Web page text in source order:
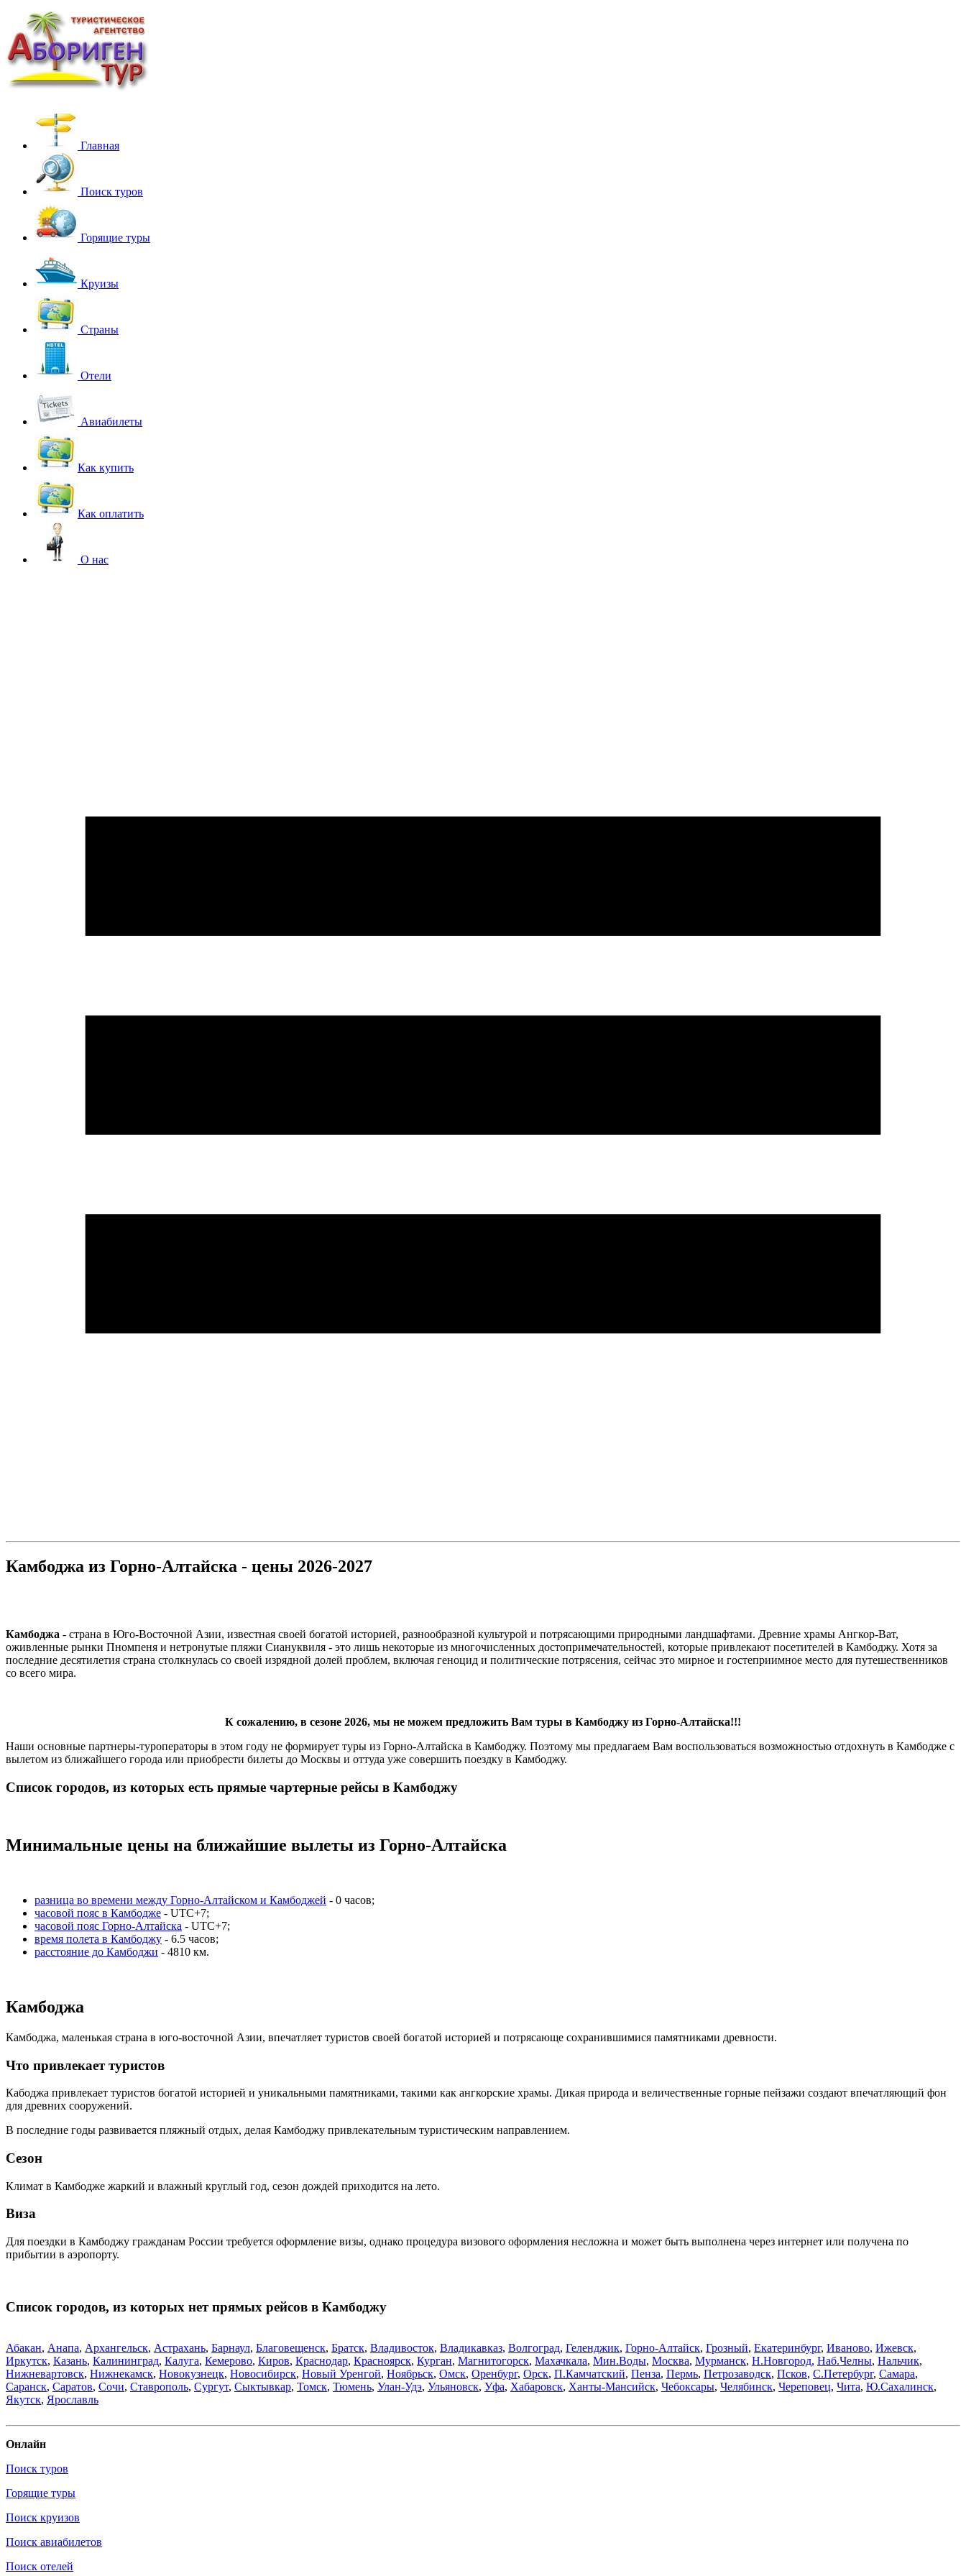
Главная
Поиск туров
Горящие туры
Круизы
Страны
Отели
Авиабилеты
Как купить
Как оплатить
О нас
Камбоджа из Горно-Алтайска - цены 2026-2027
Камбоджа - страна в Юго-Восточной Азии, известная своей богатой историей, разнообразной культурой и потрясающими природными ландшафтами. Древние храмы Ангкор-Ват,
оживленные рынки Пномпеня и нетронутые пляжи Сиануквиля - это лишь некоторые из многочисленных достопримечательностей, которые привлекают посетителей в Камбоджу. Хотя за
последние десятилетия страна столкнулась со своей изрядной долей проблем, включая геноцид и политические потрясения, сейчас это мирное и гостеприимное место для путешественников
со всего мира.
К сожалению, в сезоне 2026, мы не можем предложить Вам туры в Камбоджу из Горно-Алтайска!!!
Наши основные партнеры-туроператоры в этом году не формирует туры из Горно-Алтайска в Камбоджу. Поэтому мы предлагаем Вам воспользоваться возможностью отдохнуть в Камбодже с
вылетом из ближайшего города или приобрести билеты до Москвы и оттуда уже совершить поездку в Камбоджу.
Список городов, из которых есть прямые чартерные рейсы в Камбоджу
Минимальные цены на ближайшие вылеты из Горно-Алтайска
разница во времени между Горно-Алтайском и Камбоджей - 0 часов;
часовой пояс в Камбодже - UTC+7;
часовой пояс Горно-Алтайска - UTC+7;
время полета в Камбоджу - 6.5 часов;
расстояние до Камбоджи - 4810 км.
Камбоджа
Камбоджа, маленькая страна в юго-восточной Азии, впечатляет туристов своей богатой историей и потрясающе сохранившимися памятниками древности.
Что привлекает туристов
Кабоджа привлекает туристов богатой историей и уникальными памятниками, такими как ангкорские храмы. Дикая природа и величественные горные пейзажи создают впечатляющий фон
для древних сооружений.
В последние годы развивается пляжный отдых, делая Камбоджу привлекательным туристическим направлением.
Сезон
Климат в Камбодже жаркий и влажный круглый год, сезон дождей приходится на лето.
Виза
Для поездки в Камбоджу гражданам России требуется оформление визы, однако процедура визового оформления несложна и может быть выполнена через интернет или получена по
прибытии в аэропорту.
Список городов, из которых нет прямых рейсов в Камбоджу
Абакан, Анапа, Архангельск, Астрахань, Барнаул, Благовещенск, Братск, Владивосток, Владикавказ, Волгоград, Геленджик, Горно-Алтайск, Грозный, Екатеринбург, Иваново, Ижевск,
Иркутск, Казань, Калининград, Калуга, Кемерово, Киров, Краснодар, Красноярск, Курган, Магнитогорск, Махачкала, Мин.Воды, Москва, Мурманск, Н.Новгород, Наб.Челны, Нальчик,
Нижневартовск, Нижнекамск, Новокузнецк, Новосибирск, Новый Уренгой, Ноябрьск, Омск, Оренбург, Орск, П.Камчатский, Пенза, Пермь, Петрозаводск, Псков, С.Петербург, Самара,
Саранск, Саратов, Сочи, Ставрополь, Сургут, Сыктывкар, Томск, Тюмень, Улан-Удэ, Ульяновск, Уфа, Хабаровск, Ханты-Мансийск, Чебоксары, Челябинск, Череповец, Чита, Ю.Сахалинск,
Якутск, Ярославль
Онлайн
Поиск туров
Горящие туры
Поиск круизов
Поиск авиабилетов
Поиск отелей